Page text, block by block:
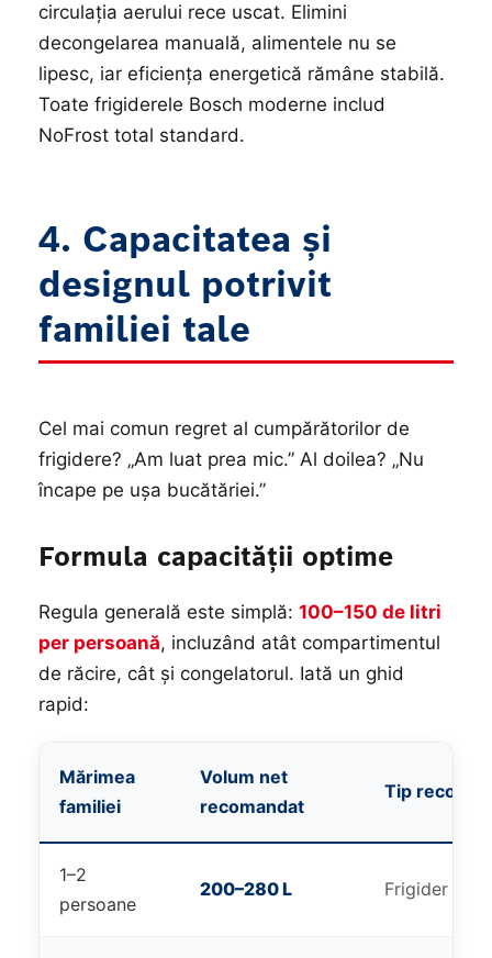
circulația aerului rece uscat. Elimini
decongelarea manuală, alimentele nu se
lipesc, iar eficiența energetică rămâne stabilă.
Toate frigiderele Bosch moderne includ
NoFrost total standard.
4. Capacitatea și
designul potrivit
familiei tale
Cel mai comun regret al cumpărătorilor de
frigidere? „Am luat prea mic.” Al doilea? „Nu
încape pe ușa bucătăriei.”
Formula capacității optime
Regula generală este simplă: 100–150 de litri
per persoană, incluzând atât compartimentul
de răcire, cât și congelatorul. Iată un ghid
rapid:
Mărimea
familiei
Volum net
recomandat
Tip
1–2
persoane
200–280 L Frigider